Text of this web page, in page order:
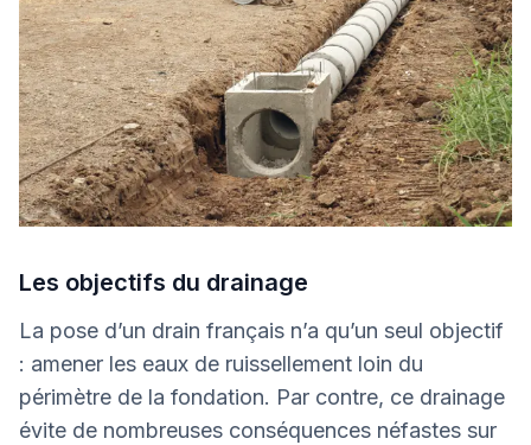
Les objectifs du drainage
La pose d’un drain français n’a qu’un seul objectif
: amener les eaux de ruissellement loin du
périmètre de la fondation. Par contre, ce drainage
évite de nombreuses conséquences néfastes sur